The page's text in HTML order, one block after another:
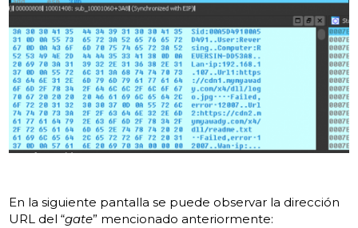
En la siguiente pantalla se puede observar la dirección
URL del “gate” mencionado anteriormente: